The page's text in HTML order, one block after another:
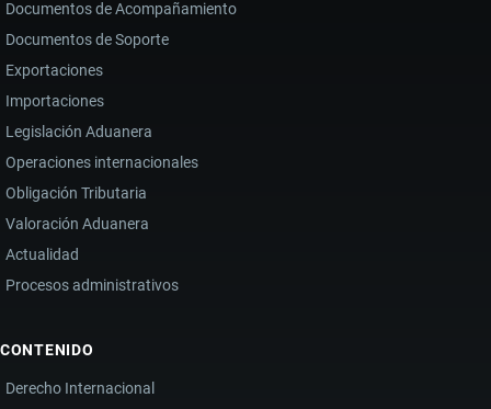
Documentos de Acompañamiento
Documentos de Soporte
Exportaciones
Importaciones
Legislación Aduanera
Operaciones internacionales
Obligación Tributaria
Valoración Aduanera
Actualidad
Procesos administrativos
CONTENIDO
Derecho Internacional